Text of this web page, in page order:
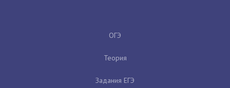
ОГЭ
Теория
Задания ЕГЭ